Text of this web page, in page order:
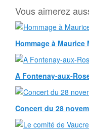
Vous aimerez
Hommage à
A Fontenay-aux-
Concert du 28